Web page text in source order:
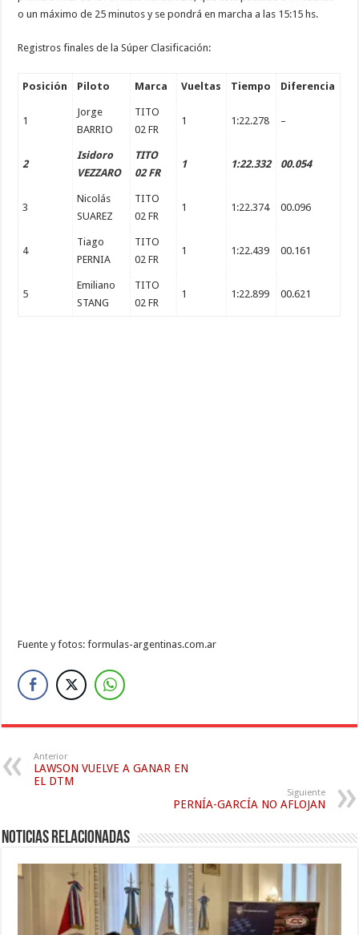
o un máximo de 25 minutos y se pondrá en marcha a las 15:15 hs.
Registros finales de la Súper Clasificación:
Posición Piloto Marca Vueltas Tiempo Diferencia
1
Jorge
BARRIO
TITO
02 FR
1 1:22.278 –
2
Isidoro
VEZZARO
TITO
02 FR
1 1:22.332 00.054
3
Nicolás
SUAREZ
TITO
02 FR
1 1:22.374 00.096
4
Tiago
PERNIA
TITO
02 FR
1 1:22.439 00.161
5
Emiliano
STANG
TITO
02 FR
1 1:22.899 00.621
Fuente y fotos: formulas-argentinas.com.ar
Anterior
LAWSON VUELVE A GANAR EN
EL DTM
Siguiente
PERNÍA-GARCÍA NO AFLOJAN
Noticias relacionadas